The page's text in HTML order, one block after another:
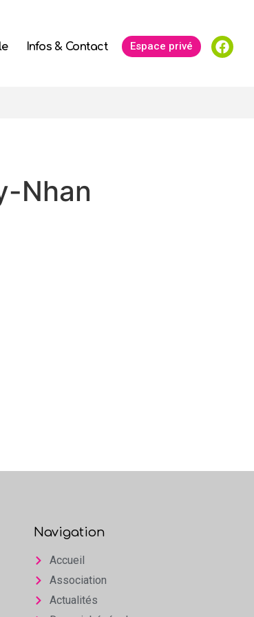
Infos & Contact Espace privé
Nhan
Navigation
Accueil
Association
Actualités